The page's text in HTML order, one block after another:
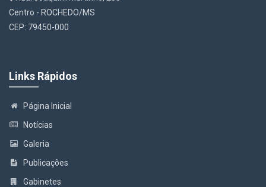
Centro - ROCHEDO/MS
CEP: 79450-000
Links Rápidos
Página Inicial
Notícias
Galeria
Publicações
Gabinetes